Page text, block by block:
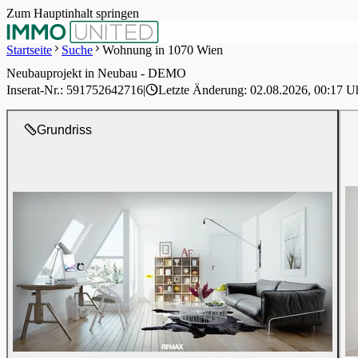
Zum Hauptinhalt springen
Startseite Suche Wohnung in 1070 Wien
1 / 12
Grundriss
Neubauprojekt in Neubau - DEMO
Inserat-Nr.: 591752642716| Letzte Änderung: 02.08.2026, 00:17